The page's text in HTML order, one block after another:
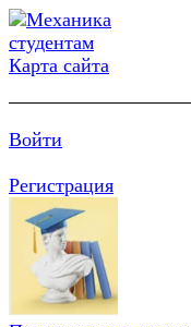
Карта сайта
Войти
Регистрация